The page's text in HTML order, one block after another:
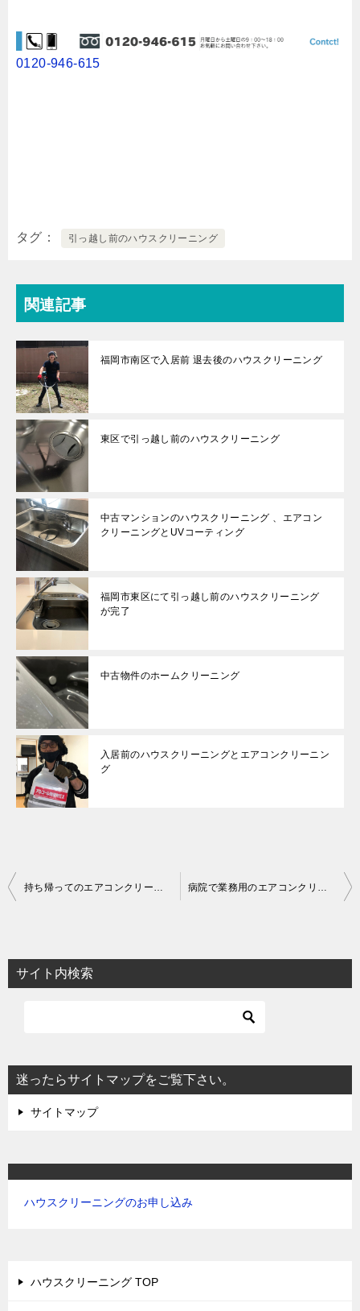
0120-946-615
タグ 引っ越し前のハウスクリーニング
関連記事
福岡市南区で入居前 退去後のハウスクリーニング
東区で引っ越し前のハウスクリーニング
中古マンションのハウスクリーニング 、エアコン
クリーニングとUVコーティング
福岡市東区にて引っ越し前のハウスクリーニング
が完了
中古物件のホームクリーニング
入居前のハウスクリーニングとエアコンクリーニン
グ
投
ビ
ゲ
ョ
ン
持ち帰ってのエアコンクリーニング 病院で業務用のエアコンクリーニング
サイト内検索
迷ったらサイトマップをご覧下さい。
サイトマップ
ハウスクリーニングのお申し込み
ハウスクリーニング TOP